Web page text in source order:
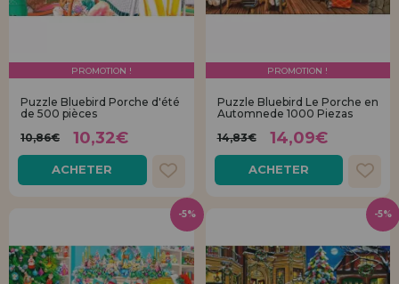
PROMOTION !
Puzzle Bluebird Porche d'été
de 500 pièces
10,86€
10,32€
ACHETER
PROMOTION !
Puzzle Bluebird Le Porche en
Automnede 1000 Piezas
14,83€
14,09€
ACHETER
-5% -5%